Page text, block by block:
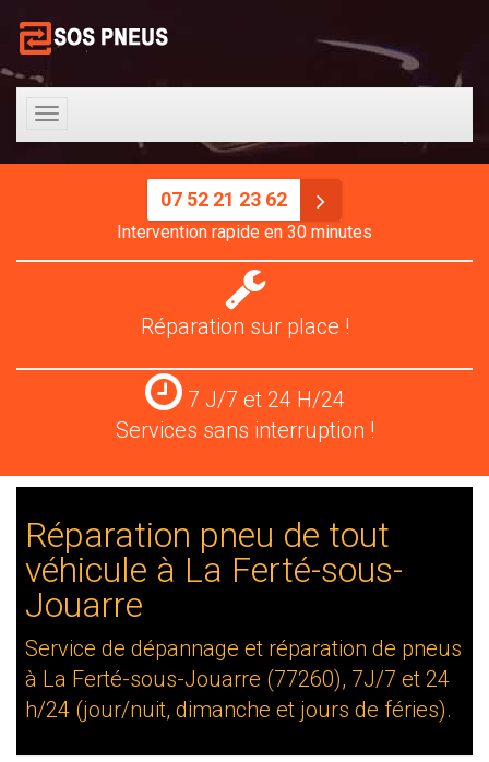
Toggle
navigation
07 52 21 23 62
Intervention rapide en 30 minutes
Réparation
pneus
Réparation sur place !
Services
24
H/24
7 J/7 et 24 H/24
Services sans interruption !
Réparation pneu de tout
véhicule à La Ferté-sous-
Jouarre
Service de dépannage et réparation de pneus
à La Ferté-sous-Jouarre (77260), 7J/7 et 24
h/24 (jour/nuit, dimanche et jours de féries).